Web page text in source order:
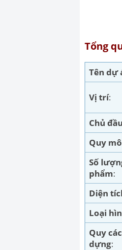
Tổng
Tên dự
Vị trí:
Chủ
Quy mô
Số
phẩm:
Diện
Loại
Quy
dựng: